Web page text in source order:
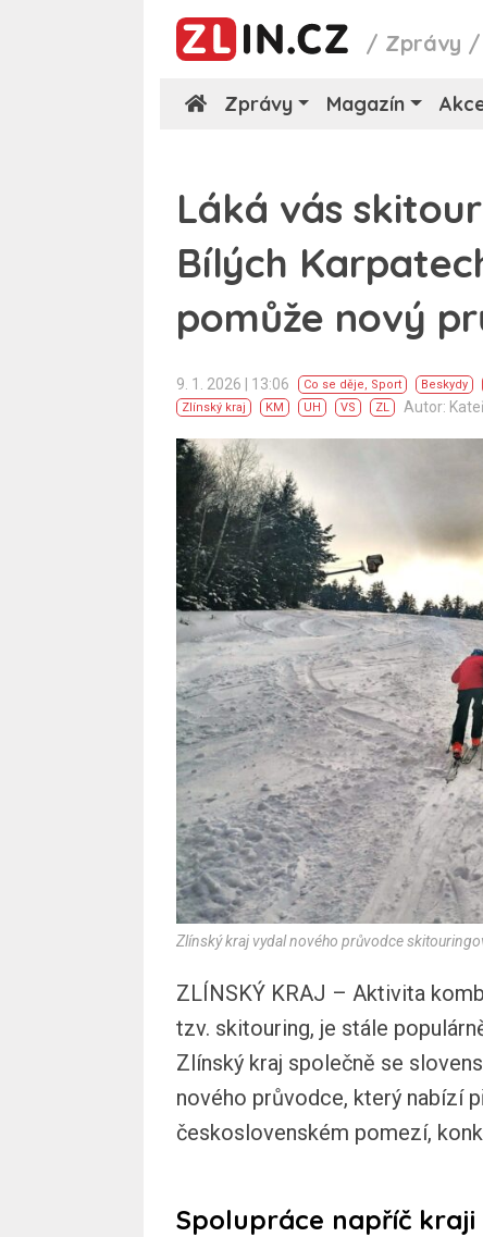
/ Zprávy
Zprávy Magazín
Láká vás
Bílých
pomůže nový
9. 1. 2026 | 13:06 Co se děje, Sport Beskydy
Zlínský kraj
KM UH VS ZL Autor:
Zlínský kraj vydal nového průvodce
ZLÍNSKÝ KRAJ – Aktivita
tzv. skitouring, je stále
Zlínský kraj společně se
nového průvodce, který nabízí
československém pomezí,
Spolupráce napříč kraji